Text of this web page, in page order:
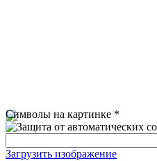
Символы на картинке *
Загрузить изображение